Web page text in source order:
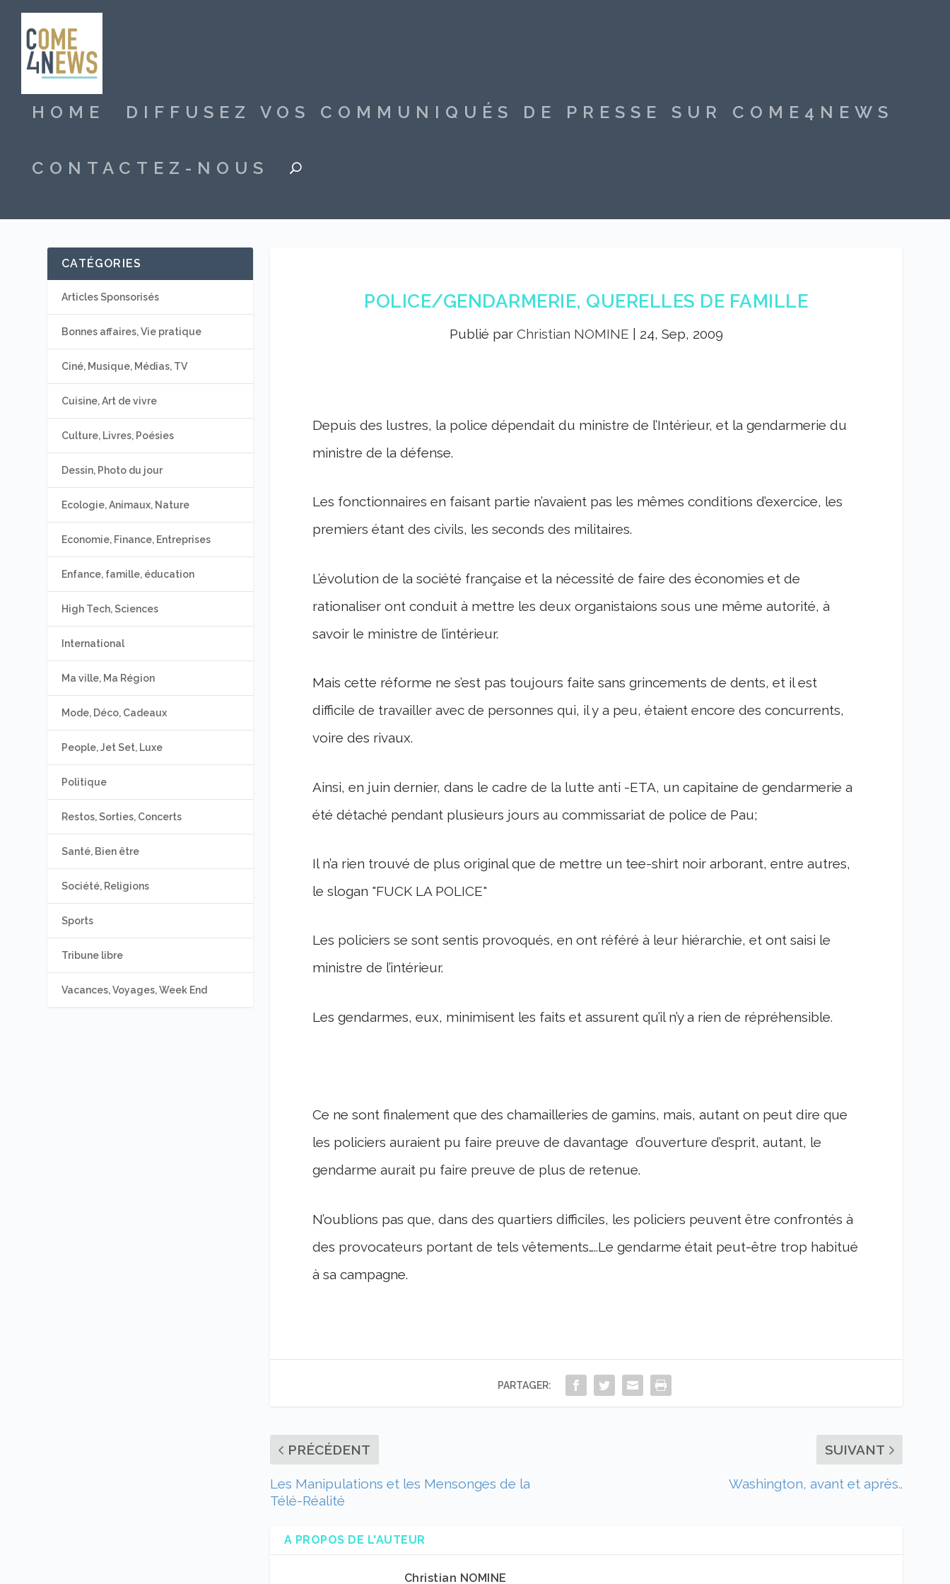
HOME DIFFUSEZ VOS COMMUNIQUÉS DE PRESSE SUR COME4NEWS
CONTACTEZ-NOUS
POLICE/GENDARMERIE, QUERELLES DE FAMILLE
Publié par Christian NOMINE 24, Sep, 2009
Depuis des lustres, la police dépendait du ministre de l’Intérieur, et la gendarmerie du
ministre de la défense.
Les fonctionnaires en faisant partie n’avaient pas les mêmes conditions d’exercice, les
premiers étant des civils, les seconds des militaires.
L’évolution de la société française et la nécessité de faire des économies et de
rationaliser ont conduit à mettre les deux organistaions sous une même autorité, à
savoir le ministre de l’intérieur.
Mais cette réforme ne s’est pas toujours faite sans grincements de dents, et il est
difficile de travailler avec de personnes qui, il y a peu, étaient encore des concurrents,
voire des rivaux.
Ainsi, en juin dernier, dans le cadre de la lutte anti -ETA, un capitaine de gendarmerie a
été détaché pendant plusieurs jours au commissariat de police de Pau;
Il n’a rien trouvé de plus original que de mettre un tee-shirt noir arborant, entre autres,
le slogan "FUCK LA POLICE"
Les policiers se sont sentis provoqués, en ont référé à leur hiérarchie, et ont saisi le
ministre de l’intérieur.
Les gendarmes, eux, minimisent les faits et assurent qu’il n’y a rien de répréhensible.
Ce ne sont finalement que des chamailleries de gamins, mais, autant on peut dire que
les policiers auraient pu faire preuve de davantage d’ouverture d’esprit, autant, le
gendarme aurait pu faire preuve de plus de retenue.
N’oublions pas que, dans des quartiers difficiles, les policiers peuvent être confrontés à
des provocateurs portant de tels vêtements…..Le gendarme était peut-être trop habitué
à sa campagne.
PARTAGER:
PRÉCÉDENT
Les Manipulations et les Mensonges de la
Télé-Réalité
SUIVANT
Washington, avant et après..
A PROPOS DE L'AUTEUR
Christian NOMINE
CATÉGORIES
Articles Sponsorisés
Bonnes affaires, Vie pratique
Ciné, Musique, Médias, TV
Cuisine, Art de vivre
Culture, Livres, Poésies
Dessin, Photo du jour
Ecologie, Animaux, Nature
Economie, Finance, Entreprises
Enfance, famille, éducation
High Tech, Sciences
International
Ma ville, Ma Région
Mode, Déco, Cadeaux
People, Jet Set, Luxe
Politique
Restos, Sorties, Concerts
Santé, Bien être
Société, Religions
Sports
Tribune libre
Vacances, Voyages, Week End